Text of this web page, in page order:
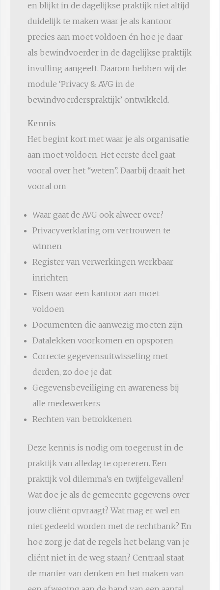
en blijkt in de dagelijkse praktijk niet altijd
duidelijk te maken waar je als kantoor
precies aan moet voldoen én hoe je daar
als bewindvoerder in de dagelijkse praktijk
invulling aangeeft. Daarom hebben wij de
module ‘Privacy & AVG in de
bewindvoerderspraktijk’ ontwikkeld.
Kennis
Het begint kort met waar je als organisatie
aan moet voldoen. Het eerste deel gaat
vooral over het “weten”. Daarbij draait het
vooral om
Waar gaat de AVG ook alweer over?
Privacyverklaring om vertrouwen te
winnen
Register van verwerkingen werkbaar
inrichten
Eisen waar een kantoor aan moet
voldoen
Documenten die aanwezig moeten zijn
Datalekken voorkomen en opsporen
Correcte gegevensuitwisseling met
derden, zo doe je dat
Gegevensbeveiliging en awareness bij
alle medewerkers
Rechten van betrokkenen
Deze kennis is nodig om toegerust in de
praktijk van alledag te opereren. Een
praktijk vol dilemma’s en twijfelgevallen!
Wat doe je als de gemeente gegevens over
jouw cliënt opvraagt? Wat mag er wel en
niet gedeeld worden met de rechtbank? En
hoe zorg je dat de regels het belang van je
cliënt niet in de weg staan? Centraal staat
de manier van denken en het maken van